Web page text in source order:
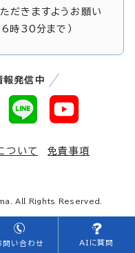
問い合わせ AIに質問
だきますようお願い
時30分まで）
発信中
ついて
免責事項
All Rights Reserved.